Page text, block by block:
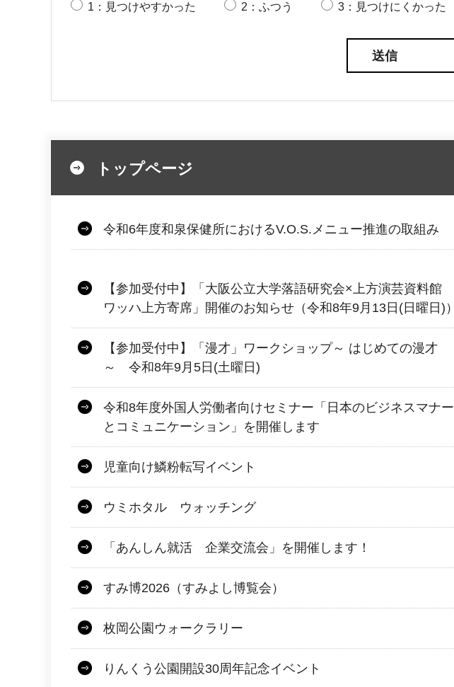
1：見つけやすかった 2：ふつう 3：見つけにくかった
トップページ
令和6年度和泉保健所におけるV.O.S.メニュー推進の取組み
【参加受付中】「大阪公立大学落語研究会×上方演芸資料館
ワッハ上方寄席」開催のお知らせ（令和8年9月13日(日曜日)）
【参加受付中】「漫才」ワークショップ～ はじめての漫才
～ 令和8年9月5日(土曜日)
令和8年度外国人労働者向けセミナー「日本のビジネスマナー
とコミュニケーション」を開催します
児童向け鱗粉転写イベント
ウミホタル ウォッチング
「あんしん就活 企業交流会」を開催します！
すみ博2026（すみよし博覧会）
枚岡公園ウォークラリー
りんくう公園開設30周年記念イベント